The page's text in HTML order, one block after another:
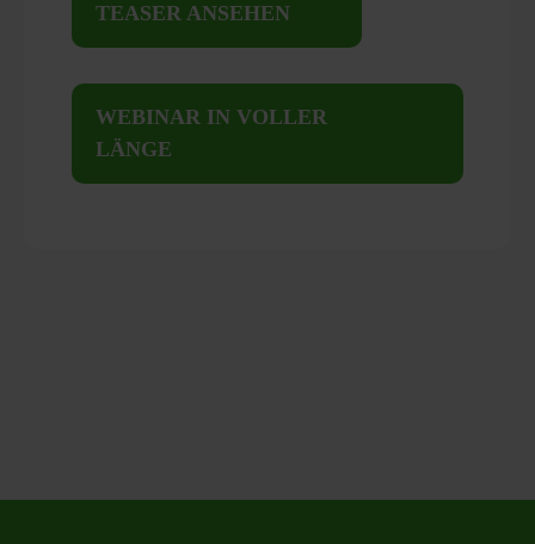
TEASER ANSEHEN
WEBINAR IN VOLLER
LÄNGE